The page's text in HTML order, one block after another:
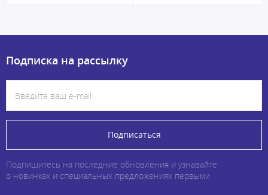
Подписка на рассылку
Подписаться
Подпишитесь на последние обновления и узнавайте
о новинках и специальных предложениях первыми